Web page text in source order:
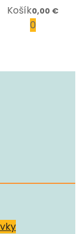
Košík0,00 €
0